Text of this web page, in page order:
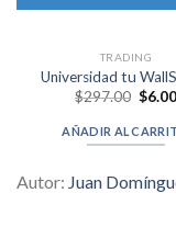
TRADING
Universidad tu
$297.00
was:
$6.00
AÑADIR AL
Autor: Juan